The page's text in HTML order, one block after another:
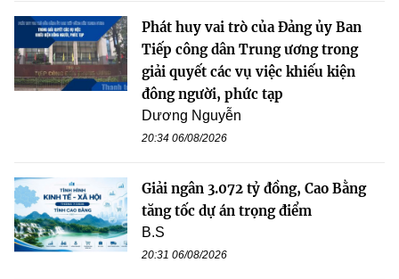
Phát huy vai trò của Đảng ủy Ban
Tiếp công dân Trung ương trong
giải quyết các vụ việc khiếu kiện
đông người, phức tạp
Dương Nguyễn
20:34 06/08/2026
Giải ngân 3.072 tỷ đồng, Cao Bằng
tăng tốc dự án trọng điểm
B.S
20:31 06/08/2026